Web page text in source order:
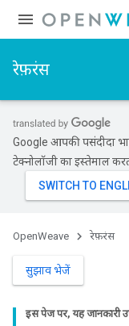
रेफ़रंस
Google आपकी पसंदीदा
टेक्नोलॉजी का इस्तेमाल
OpenWeave रेफ़रंस
सुझाव भेजें
इस पेज पर, यह जानकारी